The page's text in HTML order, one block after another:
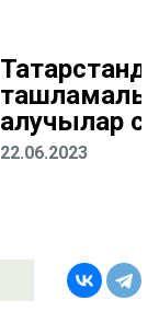
ташламалы
алучылар
22.06.2023